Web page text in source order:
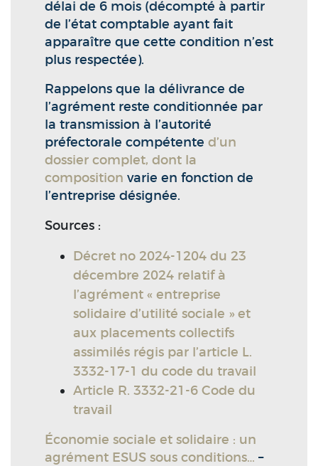
délai de 6 mois (décompté à partir
de l’état comptable ayant fait
apparaître que cette condition n’est
plus respectée).
Rappelons que la délivrance de
l’agrément reste conditionnée par
la transmission à l’autorité
préfectorale compétente d’un
dossier complet, dont la
composition varie en fonction de
l’entreprise désignée.
Sources :
Décret no 2024-1204 du 23
décembre 2024 relatif à
l’agrément « entreprise
solidaire d’utilité sociale » et
aux placements collectifs
assimilés régis par l’article L.
3332-17-1 du code du travail
Article R. 3332-21-6 Code du
travail
Économie sociale et solidaire : un
agrément ESUS sous conditions… –